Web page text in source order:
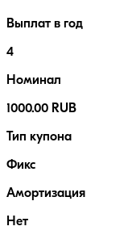
Выплат в год
4
Номинал
1000.00 RUB
Тип купона
Фикс
Амортизация
Нет